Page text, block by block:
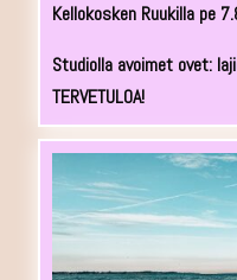
Kellokosken Ruukilla pe
Studiolla avoimet ovet:
TERVETULOA!